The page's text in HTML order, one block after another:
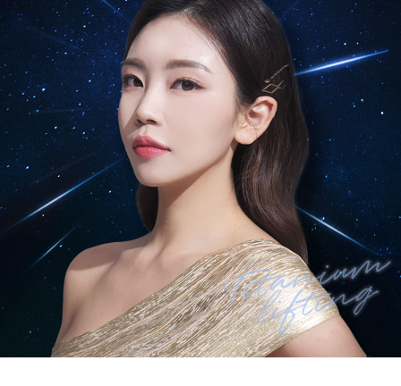
김포점 인천검단점 동탄점 평택점
안양점 부평점 안산점 의정부점
시흥배곧점 분당미금점 과천점 하남미사점
화성봉담점 경기광주점
CHUNGCHEONG-DO
천안점 대전점
JEOLLA-DO
광주점 목포점
GYEONGSANG-DO